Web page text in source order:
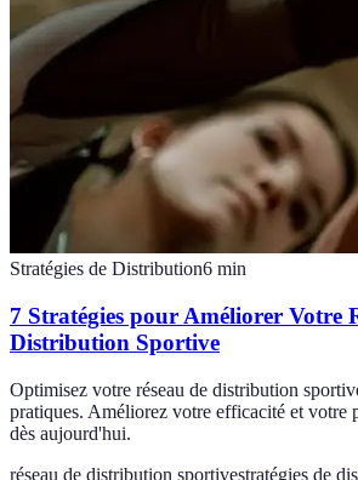
Stratégies de Distribution6 min
7 Stratégies pour Améliorer Votre
Distribution Sportive
Optimisez votre réseau de distribution
pratiques. Améliorez votre efficacité et votre
dès aujourd'hui.
réseau de distribution sportivestratégies de